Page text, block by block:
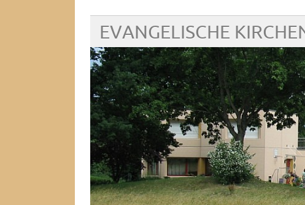
EVANGELISCHE